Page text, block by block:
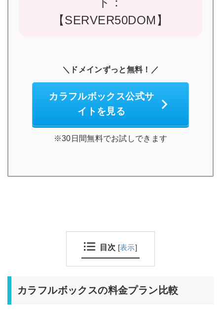
【SERVER50DOM】
＼ドメインずっと無料！／
カラフルボックス公式サ
イトを見る
※30日間無料でお試しできます
目次 [表示]
カラフルボックスの料金プラン比較